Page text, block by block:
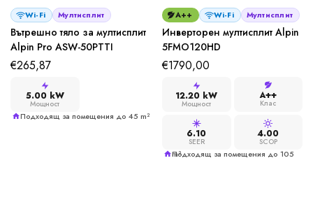
Wi-Fi Мултисплит
Вътрешно тяло за мултисплит
Alpin Pro ASW-50PTTI
€265,87
5.00 kW
Мощност
Подходящ за помещения до 45 m²
A++ Wi-Fi Мултисплит
Инверторен мултисплит Alpin
5FMO120HD
€1790,00
12.20 kW
Мощност
A++
Клас
6.10
SEER
4.00
SCOP
Подходящ за помещения до 105 m²